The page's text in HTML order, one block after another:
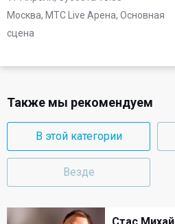
Москва, МТС Live Арена, Основная
сцена
Также мы рекомендуем
В этой категории
Везде